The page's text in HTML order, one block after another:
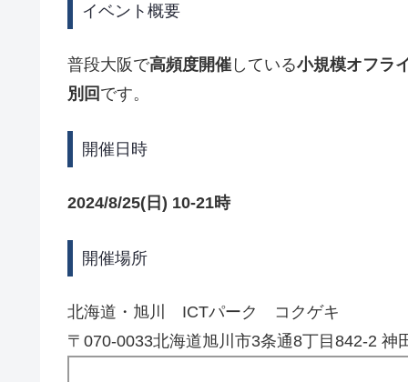
イベント概要
普段大阪で高頻度開催 している小規模オフラ
別回 です。
開催日時
2024/8/25(日) 10-21時
開催場所
北海道・旭川 ICTパーク コクゲキ
〒070-0033北海道旭川市3条通8丁目842-2 神